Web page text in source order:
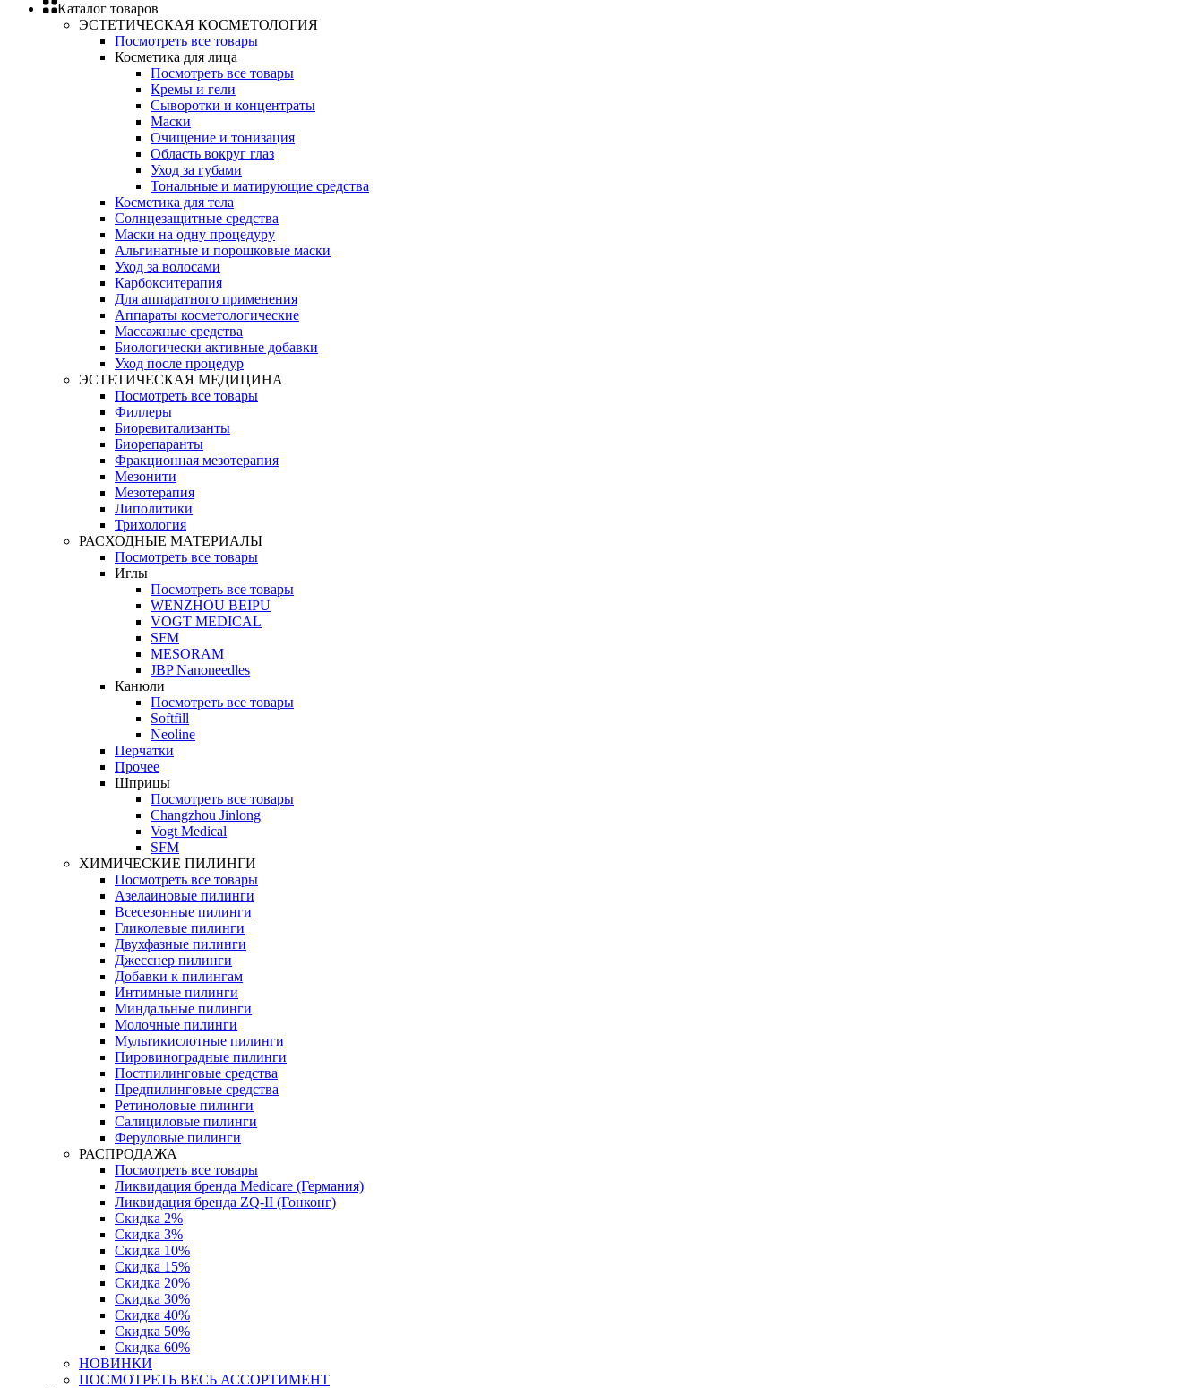
Каталог товаров
ЭСТЕТИЧЕСКАЯ КОСМЕТОЛОГИЯ
Посмотреть все товары
Косметика для лица
Посмотреть все товары
Кремы и гели
Сыворотки и концентраты
Маски
Очищение и тонизация
Область вокруг глаз
Уход за губами
Тональные и матирующие средства
Косметика для тела
Солнцезащитные средства
Маски на одну процедуру
Альгинатные и порошковые маски
Уход за волосами
Карбокситерапия
Для аппаратного применения
Аппараты косметологические
Массажные средства
Биологически активные добавки
Уход после процедур
ЭСТЕТИЧЕСКАЯ МЕДИЦИНА
Посмотреть все товары
Филлеры
Биоревитализанты
Биорепаранты
Фракционная мезотерапия
Мезонити
Мезотерапия
Липолитики
Трихология
РАСХОДНЫЕ МАТЕРИАЛЫ
Посмотреть все товары
Иглы
Посмотреть все товары
WENZHOU BEIPU
VOGT MEDICAL
SFM
MESORAM
JBP Nanoneedles
Канюли
Посмотреть все товары
Softfill
Neoline
Перчатки
Прочее
Шприцы
Посмотреть все товары
Changzhou Jinlong
Vogt Medical
SFM
ХИМИЧЕСКИЕ ПИЛИНГИ
Посмотреть все товары
Азелаиновые пилинги
Всесезонные пилинги
Гликолевые пилинги
Двухфазные пилинги
Джесснер пилинги
Добавки к пилингам
Интимные пилинги
Миндальные пилинги
Молочные пилинги
Мультикислотные пилинги
Пировиноградные пилинги
Постпилинговые средства
Предпилинговые средства
Ретиноловые пилинги
Салициловые пилинги
Феруловые пилинги
РАСПРОДАЖА
Посмотреть все товары
Ликвидация бренда Medicare (Германия)
Ликвидация бренда ZQ-II (Гонконг)
Скидка 2%
Скидка 3%
Скидка 10%
Скидка 15%
Скидка 20%
Скидка 30%
Скидка 40%
Скидка 50%
Скидка 60%
НОВИНКИ
ПОСМОТРЕТЬ ВЕСЬ АССОРТИМЕНТ